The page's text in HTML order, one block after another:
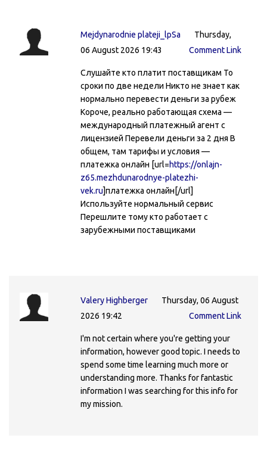
Mejdynarodnie plateji_lpSa
Thursday,
06 August 2026 19:43
Comment Link
Слушайте кто платит поставщикам То
сроки по две недели Никто не знает как
нормально перевести деньги за рубеж
Короче, реально работающая схема —
международный платежный агент с
лицензией Перевели деньги за 2 дня В
общем, там тарифы и условия —
платежка онлайн [url=https://onlajn-
z65.mezhdunarodnye-platezhi-
vek.ru]платежка онлайн[/url]
Используйте нормальный сервис
Перешлите тому кто работает с
зарубежными поставщиками
Valery Highberger
Thursday, 06 August
2026 19:42
Comment Link
I'm not certain where you're getting your
information, however good topic. I needs to
spend some time learning much more or
understanding more. Thanks for fantastic
information I was searching for this info for
my mission.